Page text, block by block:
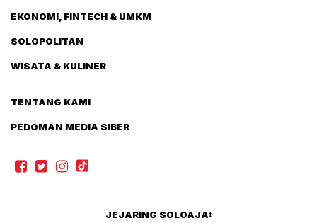
EKONOMI, FINTECH & UMKM
SOLOPOLITAN
WISATA & KULINER
TENTANG KAMI
PEDOMAN MEDIA SIBER
JEJARING SOLOAJA: